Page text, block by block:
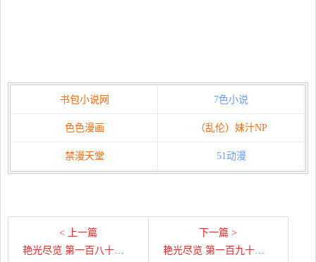
书包小说网 7色小说
色色漫画 （乱伦）妹汁NP
禁漫天堂 51动漫
< 上一篇
艳光尽览 第一百八十九章 快叫我姑奶奶
下一篇 >
艳光尽览 第一百九十三章 遇见蟒蛇